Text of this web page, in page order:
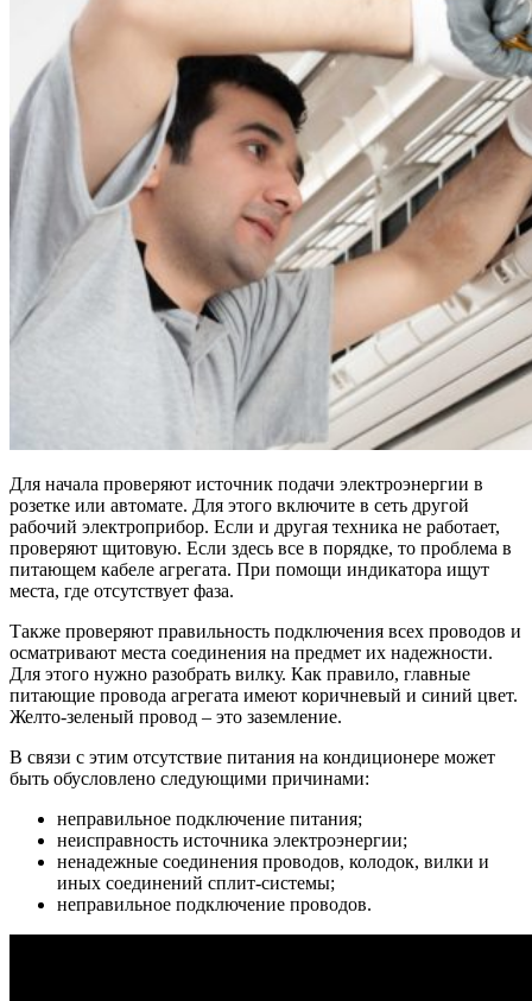
Для начала проверяют источник подачи электроэнергии в
розетке или автомате. Для этого включите в сеть другой
рабочий электроприбор. Если и другая техника не работает,
проверяют щитовую. Если здесь все в порядке, то проблема в
питающем кабеле агрегата. При помощи индикатора ищут
места, где отсутствует фаза.
Также проверяют правильность подключения всех проводов и
осматривают места соединения на предмет их надежности.
Для этого нужно разобрать вилку. Как правило, главные
питающие провода агрегата имеют коричневый и синий цвет.
Желто-зеленый провод – это заземление.
В связи с этим отсутствие питания на кондиционере может
быть обусловлено следующими причинами:
неправильное подключение питания;
неисправность источника электроэнергии;
ненадежные соединения проводов, колодок, вилки и
иных соединений сплит-системы;
неправильное подключение проводов.